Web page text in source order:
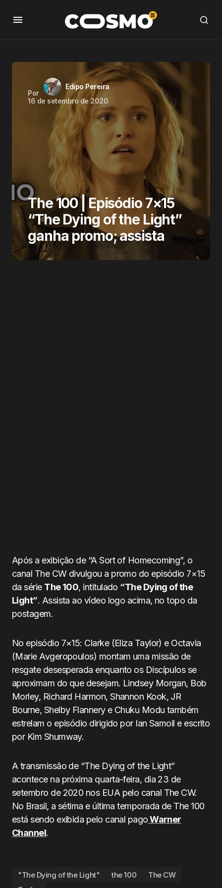
Por
Edipo Pereira
16 de setembro de 2020
The 100 | Episódio 7×15
“The Dying of the Light”
ganha promo; assista
Após a exibição de “A Sort of Homecoming”, o
canal The CW divulgou a promo do episódio 7×15
da série The 100, intitulado “The Dying of the
Light”. Assista ao vídeo logo acima, no topo da
postagem.
No episódio 7×15: Clarke (Eliza Taylor) e Octavia
(Marie Avgeropoulos) montam uma missão de
resgate desesperada enquanto os Discípulos se
aproximam do que desejam. Lindsey Morgan, Bob
Morley, Richard Harmon, Shannon Kook, JR
Bourne, Shelby Flannery e Chuku Modu também
estrelam o episódio dirigido por Ian Samoil e escrito
por Kim Shumway.
A transmissão de “The Dying of the Light”
acontece na próxima quarta-feira, dia 23 de
setembro de 2020 nos EUA pelo canal The CW.
No Brasil, a sétima e última temporada de The 100
está sendo exibida pelo canal pagoWarner
Channel.
"The Dying of the Light" the 100
The CW